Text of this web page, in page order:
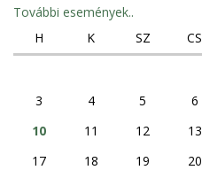
További események..
H
K SZ CS
3
4 5 6
10
11 12 13
17
18 19 20